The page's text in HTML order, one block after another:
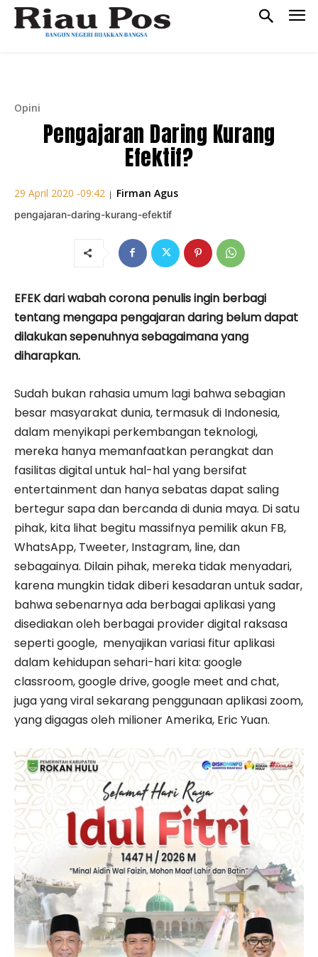
Opini
Pengajaran Daring Kurang
Efektif?
29 April 2020 -09:42 | Firman Agus
pengajaran-daring-kurang-efektif
EFEK dari wabah corona penulis ingin berbagi
tentang mengapa pengajaran daring belum dapat
dilakukan sepenuhnya sebagaimana yang
diharapkan.
Sudah bukan rahasia umum lagi bahwa sebagian
besar masyarakat dunia, termasuk di Indonesia,
dalam menyikapi perkembangan teknologi,
mereka hanya memanfaatkan perangkat dan
fasilitas digital untuk hal-hal yang bersifat
entertainment dan hanya sebatas dapat saling
bertegur sapa dan bercanda di dunia maya. Di satu
pihak, kita lihat begitu massifnya pemilik akun FB,
WhatsApp, Tweeter, Instagram, line, dan
sebagainya. Dilain pihak, mereka tidak menyadari,
karena mungkin tidak diberi kesadaran untuk sadar,
bahwa sebenarnya ada berbagai aplikasi yang
disediakan oleh berbagai provider digital raksasa
seperti google, menyajikan variasi fitur aplikasi
dalam kehidupan sehari-hari kita: google
classroom, google drive, google meet and chat,
juga yang viral sekarang penggunaan aplikasi zoom,
yang digagas oleh milioner Amerika, Eric Yuan.